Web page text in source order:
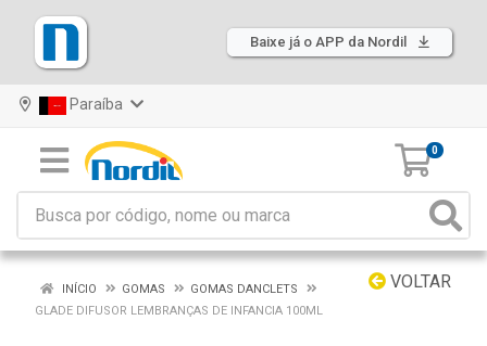
Baixe já o APP da Nordil
Paraíba
0
VOLTAR
INÍCIO GOMAS
GOMAS DANCLETS
GLADE DIFUSOR LEMBRANÇAS DE INFANCIA 100ML